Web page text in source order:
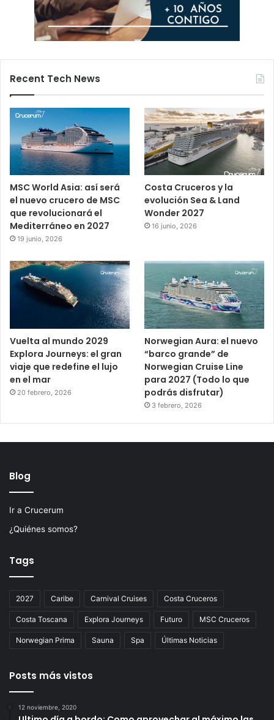
Recent Tech News
MSC World Asia: así será
el nuevo crucero de MSC
que revolucionará el
Mediterráneo en 2027
19 junio, 2026
Costa Cruceros y la
evolución Sea & Land
Wonder 2027
16 junio, 2026
Vuelta al mundo 2029
Explora Journeys: el gran
viaje que redefine el lujo
en el mar
20 febrero, 2026
Norwegian Aura: el nuevo
“barco grande” de
Norwegian Cruise Line
para 2027 (Todo lo que
podrás disfrutar)
3 febrero, 2026
Blog
Ir a Crucerum
¿Quiénes somos?
Tags
2027 Caribe Carnival Cruises Costa Cruceros
Costa Toscana Explora Journeys Futuro MSC Cruceros
Norwegian Prima Sauna Spa Últimas Noticias
Posts más vistos
12 noviembre, 2020